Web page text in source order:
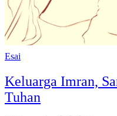
Esai
Keluarga Imran,
Tuhan